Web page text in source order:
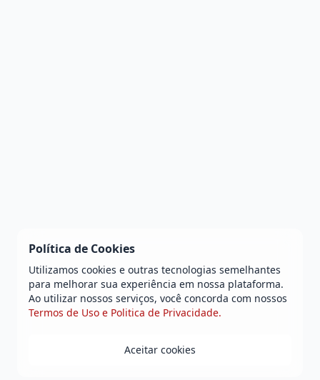
Política de Cookies
Utilizamos cookies e outras tecnologias semelhantes
para melhorar sua experiência em nossa plataforma.
Ao utilizar nossos serviços, você concorda com nossos
Termos de Uso e Politica de Privacidade.
Aceitar cookies